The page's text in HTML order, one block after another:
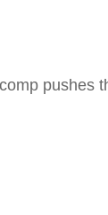
pushes